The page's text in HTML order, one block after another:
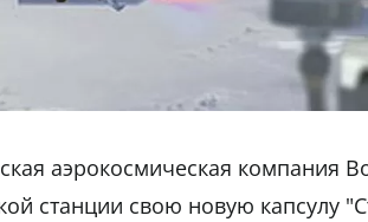
аэрокосмическая компания
станции свою новую капсулу